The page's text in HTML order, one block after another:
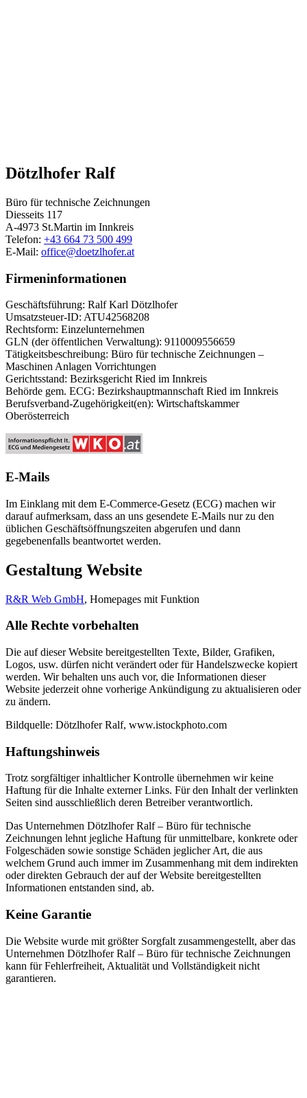
Dötzlhofer Ralf
Büro für technische Zeichnungen
Diesseits 117
A-4973 St.Martin im Innkreis
Telefon: +43 664 73 500 499
E-Mail: office@doetzlhofer.at
Firmeninformationen
Geschäftsführung: Ralf Karl Dötzlhofer
Umsatzsteuer-ID: ATU42568208
Rechtsform: Einzelunternehmen
GLN (der öffentlichen Verwaltung): 9110009556659
Tätigkeitsbeschreibung: Büro für technische Zeichnungen –
Maschinen Anlagen Vorrichtungen
Gerichtsstand: Bezirksgericht Ried im Innkreis
Behörde gem. ECG: Bezirkshauptmannschaft Ried im Innkreis
Berufsverband-Zugehörigkeit(en): Wirtschaftskammer
Oberösterreich
E-Mails
Im Einklang mit dem E-Commerce-Gesetz (ECG) machen wir
darauf aufmerksam, dass an uns gesendete E-Mails nur zu den
üblichen Geschäftsöffnungszeiten abgerufen und dann
gegebenenfalls beantwortet werden.
Gestaltung Website
R&R Web GmbH, Homepages mit Funktion
Alle Rechte vorbehalten
Die auf dieser Website bereitgestellten Texte, Bilder, Grafiken,
Logos, usw. dürfen nicht verändert oder für Handelszwecke kopiert
werden. Wir behalten uns auch vor, die Informationen dieser
Website jederzeit ohne vorherige Ankündigung zu aktualisieren oder
zu ändern.
Bildquelle: Dötzlhofer Ralf, www.istockphoto.com
Haftungshinweis
Trotz sorgfältiger inhaltlicher Kontrolle übernehmen wir keine
Haftung für die Inhalte externer Links. Für den Inhalt der verlinkten
Seiten sind ausschließlich deren Betreiber verantwortlich.
Das Unternehmen Dötzlhofer Ralf – Büro für technische
Zeichnungen lehnt jegliche Haftung für unmittelbare, konkrete oder
Folgeschäden sowie sonstige Schäden jeglicher Art, die aus
welchem Grund auch immer im Zusammenhang mit dem indirekten
oder direkten Gebrauch der auf der Website bereitgestellten
Informationen entstanden sind, ab.
Keine Garantie
Die Website wurde mit größter Sorgfalt zusammengestellt, aber das
Unternehmen Dötzlhofer Ralf – Büro für technische Zeichnungen
kann für Fehlerfreiheit, Aktualität und Vollständigkeit nicht
garantieren.